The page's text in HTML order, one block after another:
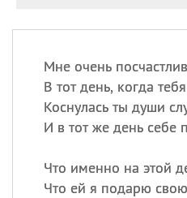
Мне очень
В тот день, когда
Коснулась ты души
И в тот же день себе
Что именно на этой
Что ей я подарю